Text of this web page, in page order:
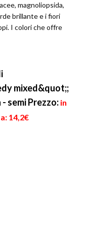
magnoliopsida,
brillante e i fiori
I colori che offre
mixed&quot;;
semiPrezzo: in
14,2€